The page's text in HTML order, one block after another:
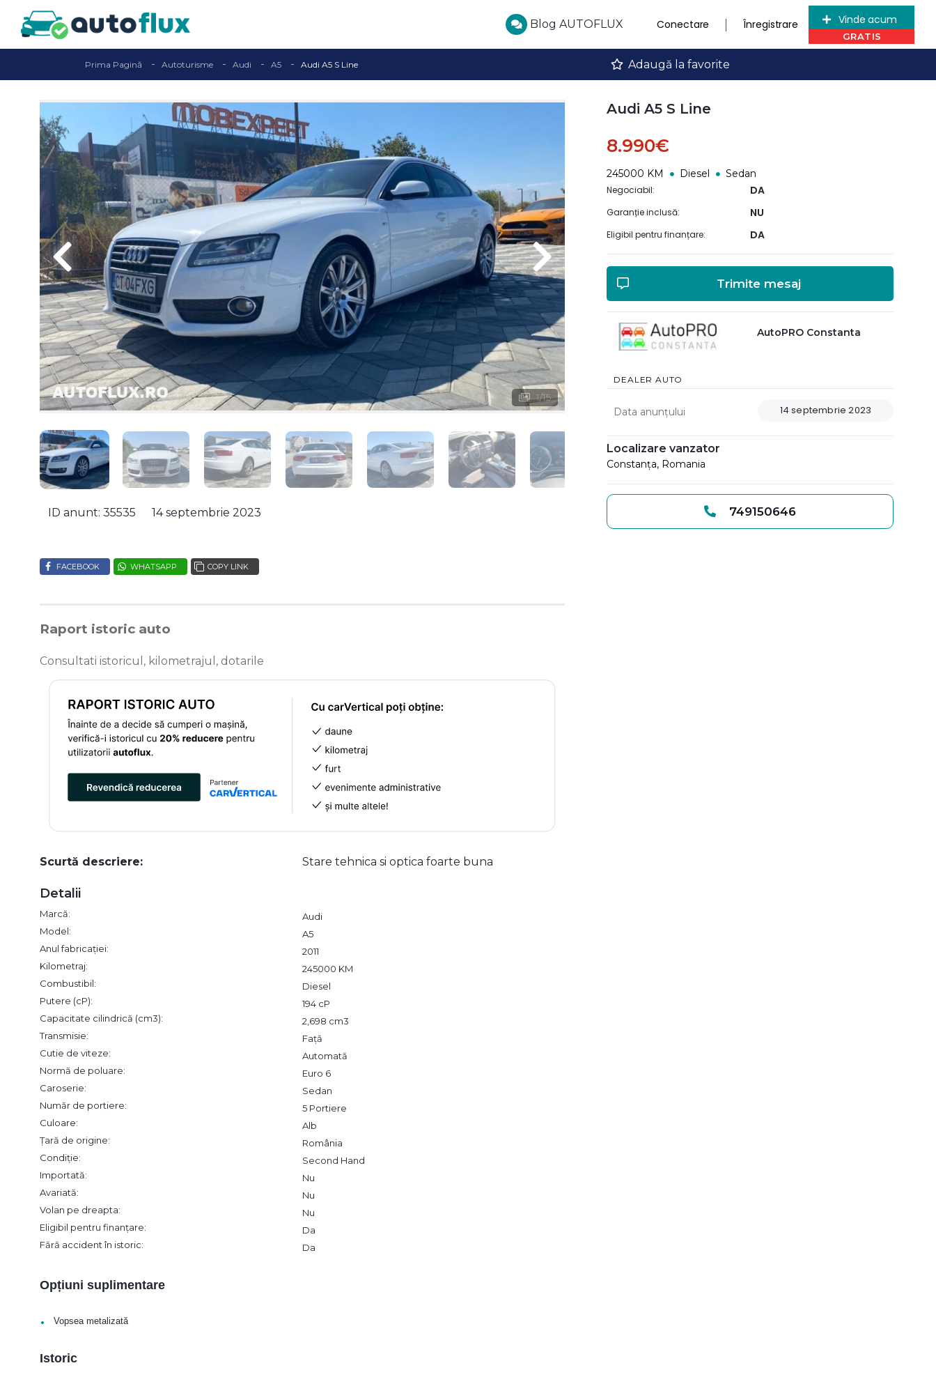
Blog AUTOFLUX Conectare Înregistrare Vinde acum
Prima Pagină Autoturisme Audi A5 Audi A5 S Line Adaugă la favorite
1/15
ID anunt: 35535 14 septembrie 2023
FACEBOOK WHATSAPP COPY LINK
Raport istoric auto
Consultati istoricul, kilometrajul, dotarile
Scurtă descriere: Stare tehnica si optica foarte buna
Detalii
Marcă:
Audi
Model:
A5
Anul fabricației:
2011
Kilometraj:
245000 KM
Combustibil:
Diesel
Putere (cP):
194 cP
Capacitate cilindrică (cm3):
2,698 cm3
Transmisie:
Față
Cutie de viteze:
Automată
Normă de poluare:
Euro 6
Caroserie:
Sedan
Număr de portiere:
5 Portiere
Culoare:
Alb
Țară de origine:
România
Condiție:
Second Hand
Importată:
Nu
Avariată:
Nu
Volan pe dreapta:
Nu
Eligibil pentru finanțare:
Da
Fără accident în istoric:
Da
Opțiuni suplimentare
• Vopsea metalizată
Istoric
Audi A5 S Line
8.990€
245000 KM Diesel Sedan
Negociabil: DA
Garanție inclusă: NU
Eligibil pentru finanțare: DA
Trimite mesaj
DEALER AUTO
AutoPRO Constanta
Data anunțului 14 septembrie 2023
Localizare vanzator
Constanța, Romania
749150646